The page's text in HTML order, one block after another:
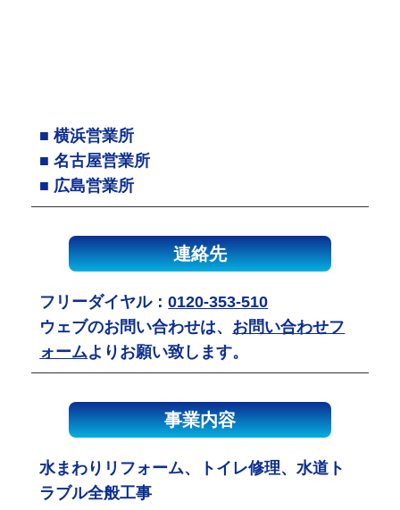
■ 横浜営業所
■ 名古屋営業所
■ 広島営業所
連絡先
フリーダイヤル：0120-353-510
ウェブのお問い合わせは、 お問い合わせフ
ォームよりお願い致します。
事業内容
水まわりリフォーム、トイレ修理、水道ト
ラブル全般工事